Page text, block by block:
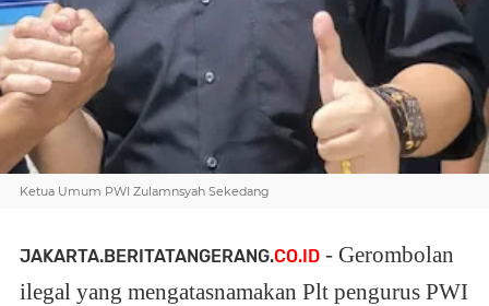
Ketua Umum PWI Zulamnsyah Sekedang
JAKARTA.BERITATANGERANG.CO.ID - Gerombolan
ilegal yang mengatasnamakan Plt pengurus PWI